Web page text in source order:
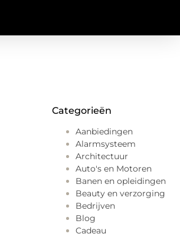
Categorieën
Aanbiedingen
Alarmsysteem
Architectuur
Auto's en Motoren
Banen en opleidingen
Beauty en verzorging
Bedrijven
Blog
Cadeau